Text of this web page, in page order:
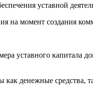
уставной
на момент создания
уставного
денежные средства,